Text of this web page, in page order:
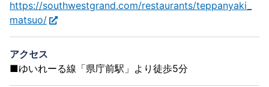
https://southwestgrand.com/restaurants/teppanyaki_
matsuo/
アクセス
■ゆいれーる線「県庁前駅」より徒歩5分